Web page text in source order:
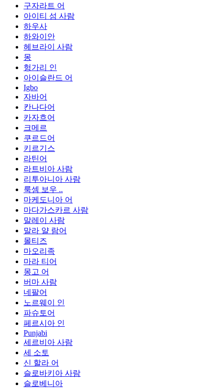
구자라트 어
아이티 섬 사람
하우사
하와이안
헤브라이 사람
몽
헝가리 인
아이슬란드 어
Igbo
자바어
칸나다어
카자흐어
크메르
쿠르드어
키르기스
라틴어
라트비아 사람
리투아니아 사람
룩셈 보우 ..
마케도니아 어
마다가스카르 사람
말레이 사람
말라 얄 람어
몰티즈
마오리족
마라 티어
몽고 어
버마 사람
네팔어
노르웨이 인
파슈토어
페르시아 인
Punjabi
세르비아 사람
세 소토
신 할라 어
슬로바키아 사람
슬로베니아